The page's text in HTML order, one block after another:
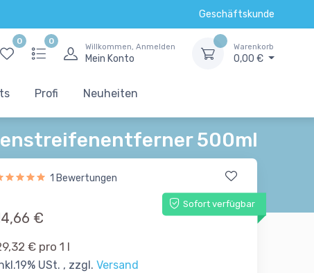
Geschäftskunde
0 0
Willkommen, Anmelden
Mein Konto
Warenkorb
0,00 €
Profi Neuheiten
500ml
1 Bewertungen
Sofort verfügbar
€
€ pro 1 l
USt. , zzgl. Versand